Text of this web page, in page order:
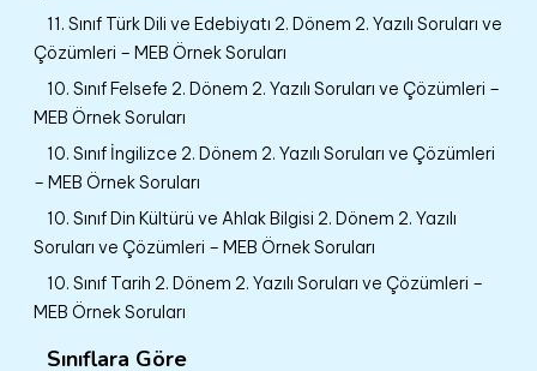
11. Sınıf Türk Dili ve Edebiyatı 2. Dönem 2. Yazılı Soruları ve
Çözümleri – MEB Örnek Soruları
10. Sınıf Felsefe 2. Dönem 2. Yazılı Soruları ve Çözümleri –
MEB Örnek Soruları
10. Sınıf İngilizce 2. Dönem 2. Yazılı Soruları ve Çözümleri
– MEB Örnek Soruları
10. Sınıf Din Kültürü ve Ahlak Bilgisi 2. Dönem 2. Yazılı
Soruları ve Çözümleri – MEB Örnek Soruları
10. Sınıf Tarih 2. Dönem 2. Yazılı Soruları ve Çözümleri –
MEB Örnek Soruları
Sınıflara Göre